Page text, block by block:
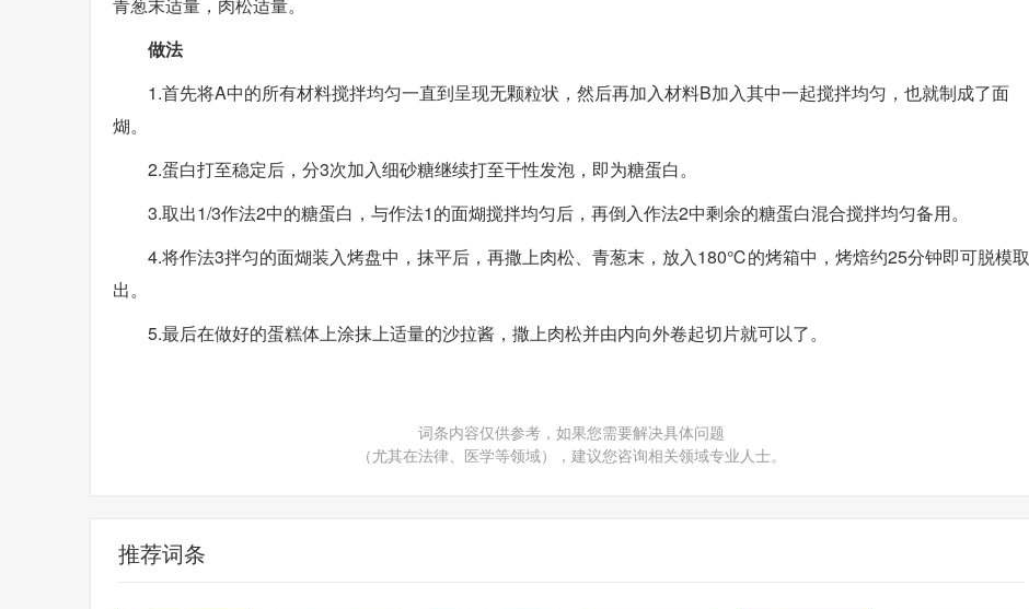
做法
1.首先将A中的所有材料搅拌均匀一直到呈现无颗粒状，然后再加入材料B加入其中一起搅拌均匀，也就制成了面
煳。
2.蛋白打至稳定后，分3次加入细砂糖继续打至干性发泡，即为糖蛋白。
3.取出1/3作法2中的糖蛋白，与作法1的面煳搅拌均匀后，再倒入作法2中剩余的糖蛋白混合搅拌均匀备用。
4.将作法3拌匀的面煳装入烤盘中，抹平后，再撒上肉松、青葱末，放入180℃的烤箱中，烤焙约25分钟即可脱模取
出。
5.最后在做好的蛋糕体上涂抹上适量的沙拉酱，撒上肉松并由内向外卷起切片就可以了。
词条内容仅供参考，如果您需要解决具体问题
（尤其在法律、医学等领域），建议您咨询相关领域专业人士。
推荐词条